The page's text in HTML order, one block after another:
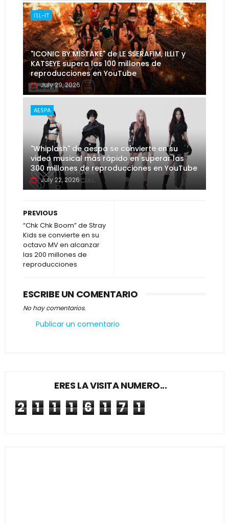
I'LL-IT
"ICONIC BY MISTAKE" de LE SSERAFIM, ILLIT y
KATSEYE supera las 100 millones de
reproducciones en YouTube
July 29, 2026
AESPA
"Whiplash" de aespa se convierte en su
video musical más rápido en superar las
300 millones de reproducciones en YouTube
July 22, 2026
PREVIOUS
“Chk Chk Boom” de Stray
Kids se convierte en su
octavo MV en alcanzar
las 200 millones de
reproducciones
ESCRIBE UN COMENTARIO
No hay comentarios.
Publicar un comentario
ERES LA VISITA NUMERO...
2 1 1 1 6 1 7 1